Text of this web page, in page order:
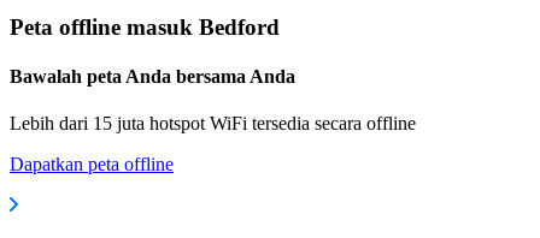
Peta offline masuk Bedford
Bawalah peta Anda bersama Anda
Lebih dari 15 juta hotspot WiFi tersedia secara offline
Dapatkan peta offline